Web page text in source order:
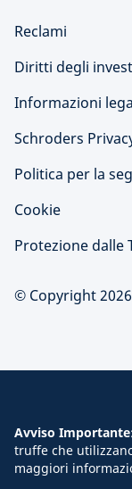
Reclami
Diritti degli
Informazioni
Schroders
Politica per la
Cookie
Protezione dalle
© Copyright
Avviso Importante
truffe che
maggiori